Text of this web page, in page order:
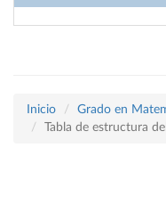
Inicio
Grado en
Tabla de estructura